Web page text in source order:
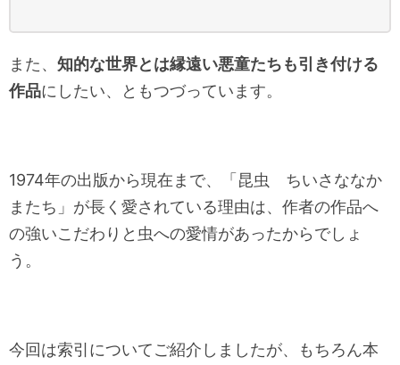
また、 知的な世界とは縁遠い悪童たちも引き付ける
作品にしたい、ともつづっています。
1974年の出版から現在まで、「昆虫 ちいさななか
またち」が長く愛されている理由は、作者の作品へ
の強いこだわりと虫への愛情があったからでしょ
う。
今回は索引についてご紹介しましたが、もちろん本